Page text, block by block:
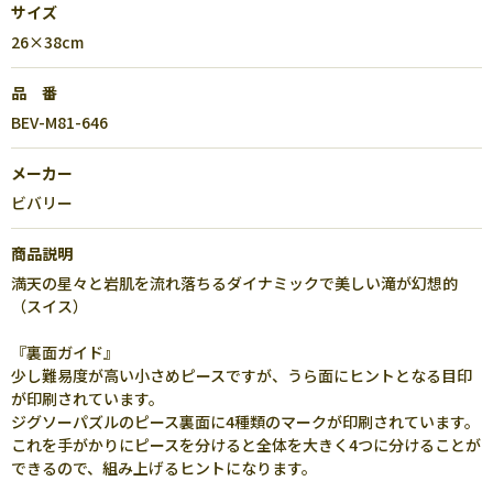
サイズ
26×38cm
品 番
BEV-M81-646
メーカー
ビバリー
商品説明
満天の星々と岩肌を流れ落ちるダイナミックで美しい滝が幻想的
（スイス）
『裏面ガイド』
少し難易度が高い小さめピースですが、うら面にヒントとなる目印
が印刷されています。
ジグソーパズルのピース裏面に4種類のマークが印刷されています。
これを手がかりにピースを分けると全体を大きく4つに分けることが
できるので、組み上げるヒントになります。